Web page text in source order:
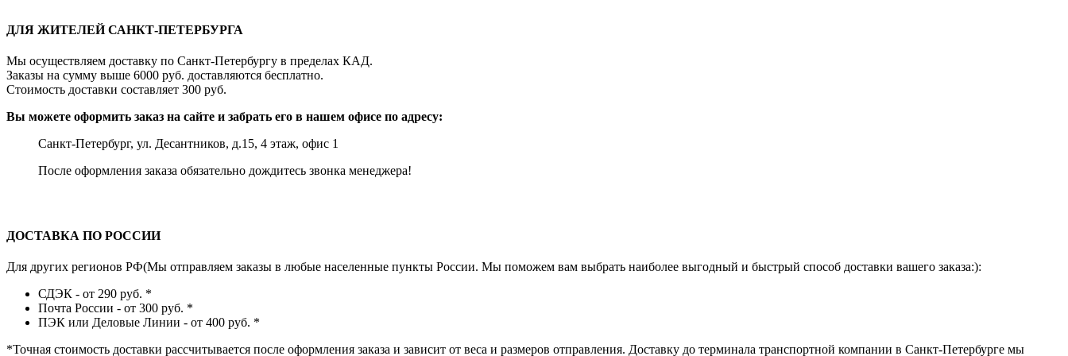
ДЛЯ ЖИТЕЛЕЙ САНКТ-ПЕТЕРБУРГА
Мы осуществляем доставку по Санкт-Петербургу в пределах КАД.
Заказы на сумму выше 6000 руб. доставляются бесплатно.
Стоимость доставки составляет 300 руб.
Вы можете оформить заказ на сайте и забрать его в нашем офисе по адресу:
Санкт-Петербург, ул. Десантников, д.15, 4 этаж, офис 1
После оформления заказа обязательно дождитесь звонка менеджера!
ДОСТАВКА ПО РОССИИ
Для других регионов РФ(Мы отправляем заказы в любые населенные пункты России. Мы поможем вам выбрать наиболее выгодный и быстрый способ доставки вашего заказа:):
СДЭК - от 290 руб. *
Почта России - от 300 руб. *
ПЭК или Деловые Линии - от 400 руб. *
*Точная стоимость доставки рассчитывается после оформления заказа и зависит от веса и размеров отправления. Доставку до терминала транспортной компании в Санкт-Петербурге мы